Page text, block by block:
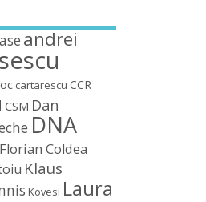
andrei
cartarescu CCR
CSM Dan
DNA
Florian Coldea
Klaus
Kovesi Laura